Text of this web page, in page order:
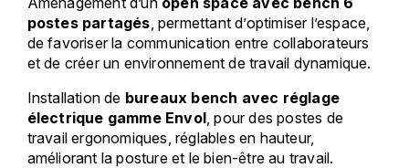
postes partagés , permettant d’optimiser l’espace,
de favoriser la communication entre collaborateurs
et de créer un environnement de travail dynamique.
Installation de bureaux bench avec réglage
électrique gamme Envol , pour des postes de
travail ergonomiques, réglables en hauteur,
améliorant la posture et le bien-être au travail.